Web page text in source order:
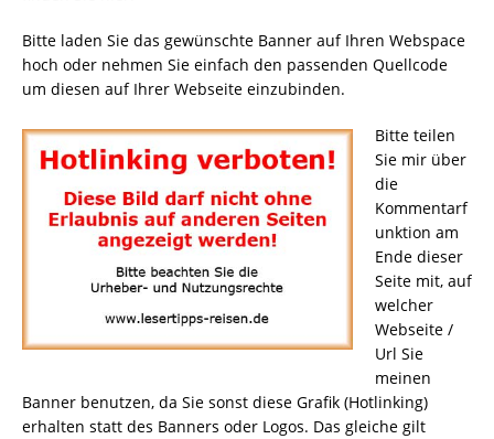
Bitte laden Sie das gewünschte Banner auf Ihren Webspace
hoch oder nehmen Sie einfach den passenden Quellcode
um diesen auf Ihrer Webseite einzubinden.
Bitte teilen
Sie mir über
die
Kommentarf
unktion am
Ende dieser
Seite mit, auf
welcher
Webseite /
Url Sie
meinen
Banner benutzen, da Sie sonst diese Grafik (Hotlinking)
erhalten statt des Banners oder Logos. Das gleiche gilt